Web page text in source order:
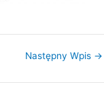
Następny Wpis →